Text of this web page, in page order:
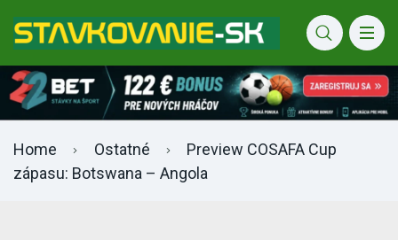
Home Ostatné
Preview COSAFA Cup
zápasu: Botswana – Angola
Bet365 info